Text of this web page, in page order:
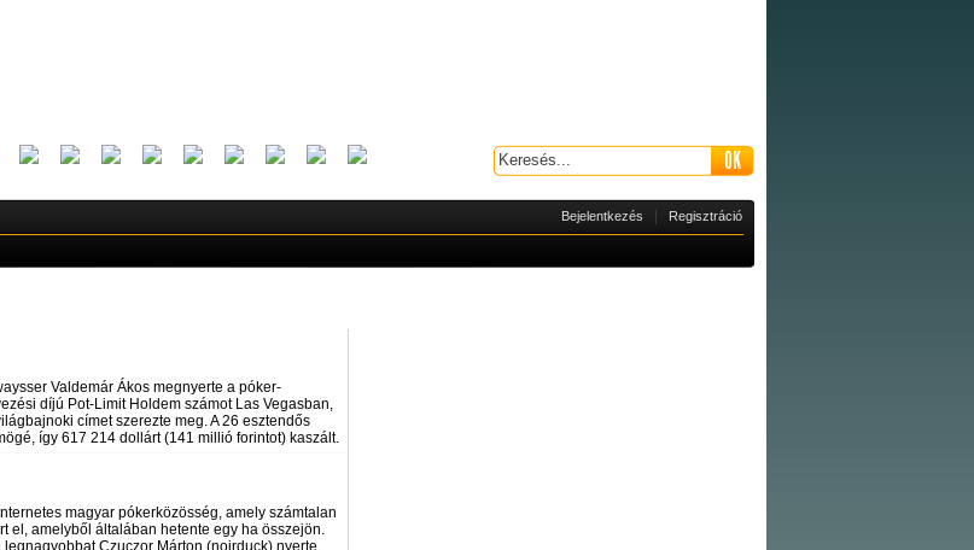
Bejelentkezés Regisztráció
Valdemár Ákos megnyerte a póker-
díjú Pot-Limit Holdem számot Las Vegasban,
címet szerezte meg. A 26 esztendős
így 617 214 dollárt (141 millió forintot) kaszált.
magyar pókerközösség, amely számtalan
el, amelyből általában hetente egy ha összejön.
Czuczor Márton (noirduck) nyerte,